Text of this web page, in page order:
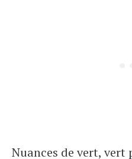
Nuances de vert, vert